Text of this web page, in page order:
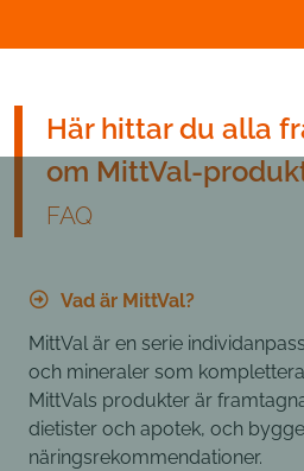
Här hittar du alla
om MittVal-
FAQ
Vad är MittVal?
MittVal är en serie
och mineraler som
MittVals produkter är
dietister och apotek, och
näringsrekommendationer.